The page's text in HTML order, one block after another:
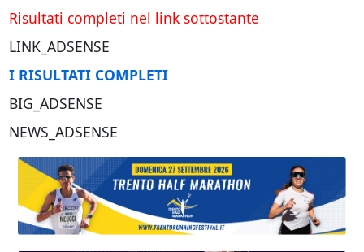
Risultati completi nel link sottostante
LINK_ADSENSE
I RISULTATI COMPLETI
BIG_ADSENSE
NEWS_ADSENSE